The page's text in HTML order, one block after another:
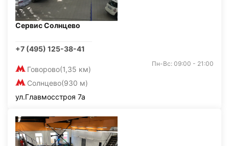
Сервис Солнцево
+7 (495) 125-38-41
Говорово(1,35 км)
Солнцево(930 м)
Пн-Вс: 09:00 - 21:00
ул.Главмосстроя 7а